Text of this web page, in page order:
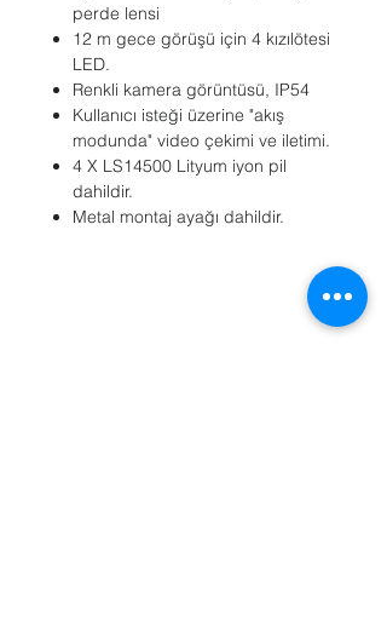
perde lensi
12 m gece görüşü için 4 kızılötesi
LED.
Renkli kamera görüntüsü, IP54
Kullanıcı isteği üzerine "akış
modunda" video çekimi ve iletimi.
4 X LS14500 Lityum iyon pil
dahildir.
Metal montaj ayağı dahildir.